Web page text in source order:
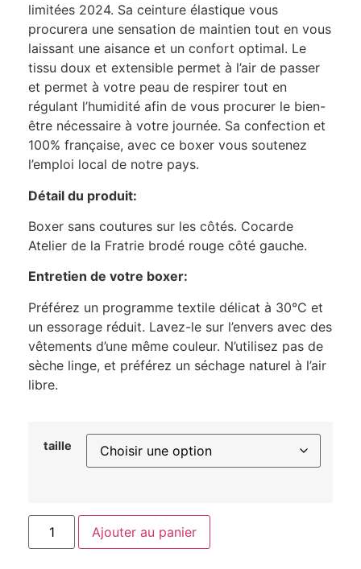
limitées 2024. Sa ceinture élastique vous
procurera une sensation de maintien tout en vous
laissant une aisance et un confort optimal. Le
tissu doux et extensible permet à l’air de passer
et permet à votre peau de respirer tout en
régulant l’humidité afin de vous procurer le bien-
être nécessaire à votre journée. Sa confection et
100% française, avec ce boxer vous soutenez
l’emploi local de notre pays.
Détail du produit:
Boxer sans coutures sur les côtés. Cocarde
Atelier de la Fratrie brodé rouge côté gauche.
Entretien de votre boxer:
Préférez un programme textile délicat à 30°C et
un essorage réduit. Lavez-le sur l’envers avec des
vêtements d’une même couleur. N’utilisez pas de
sèche linge, et préférez un séchage naturel à l’air
libre.
taille
Ajouter au panier